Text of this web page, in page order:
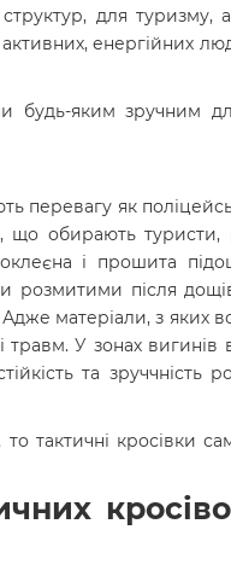
для туризму,
енергійних
яким зручним
перевагу як
що обирають
і прошита
розмитими після
матеріали, з яких
У зонах вигинів
та зруччність
тактичні кросівки